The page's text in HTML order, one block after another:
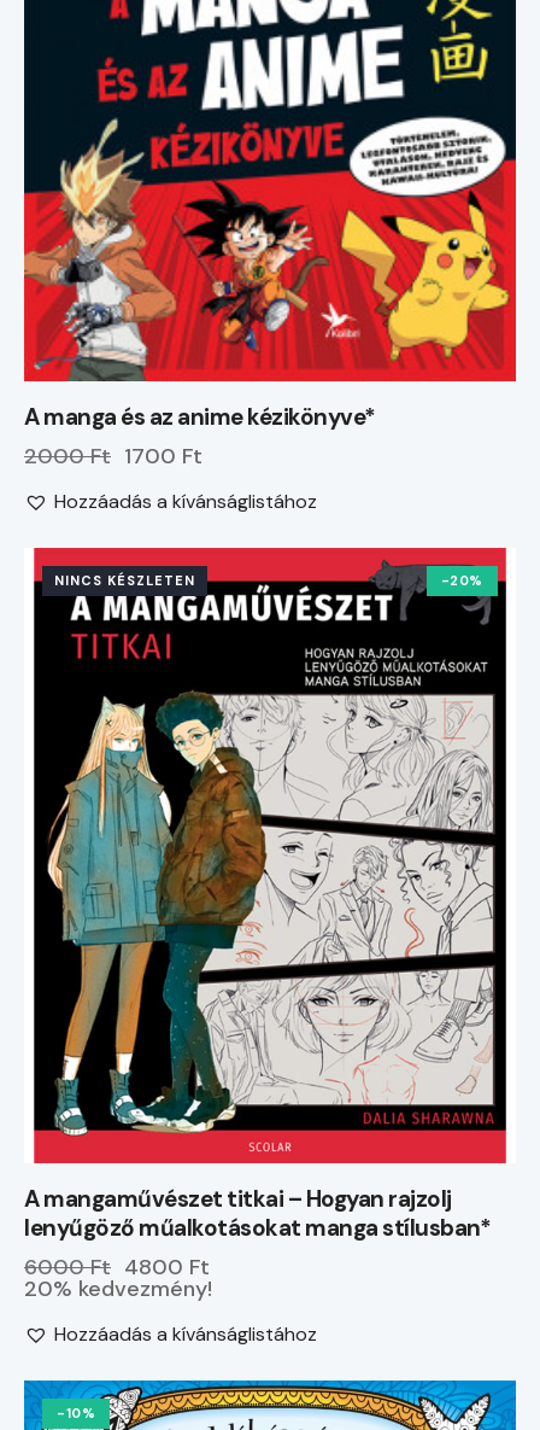
A manga és az anime kézikönyve*
2000 Ft 1700 Ft
Hozzáadás a kívánságlistához
NINCS KÉSZLETEN -20%
A mangaművészet titkai – Hogyan rajzolj
lenyűgöző műalkotásokat manga stílusban*
6000 Ft 4800 Ft
20% kedvezmény!
Hozzáadás a kívánságlistához
-10%